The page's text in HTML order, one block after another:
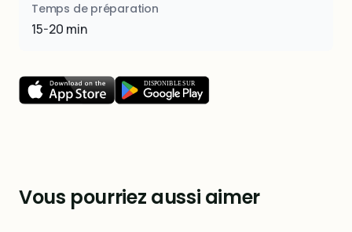
Temps de préparation
15-20 min
Vous pourriez aussi aimer